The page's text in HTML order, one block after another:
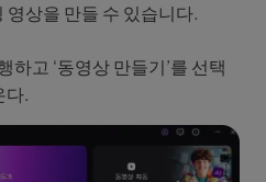
영상을 만들 수 있습니다.
고 ‘동영상 만들기’를 선택
다.